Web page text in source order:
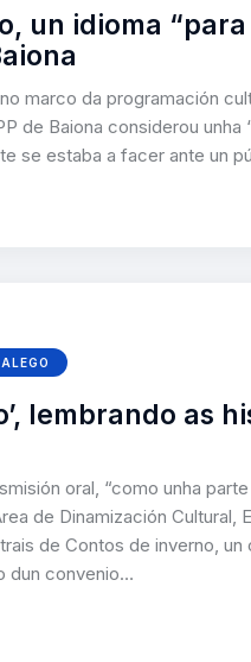
un idioma
marco da programación
de Baiona considerou
se estaba a facer ante un
lembrando as
oral, “como unha
de Dinamización Cultural,
de Contos de inverno,
dun convenio…